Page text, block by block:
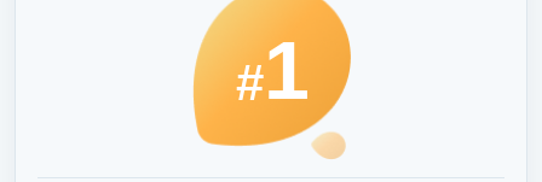
#1